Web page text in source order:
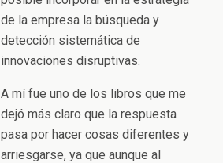
de la empresa la búsqueda y
detección sistemática de
innovaciones disruptivas.
A mí fue uno de los libros que me
dejó más claro que la respuesta
pasa por hacer cosas diferentes y
arriesgarse, ya que aunque al